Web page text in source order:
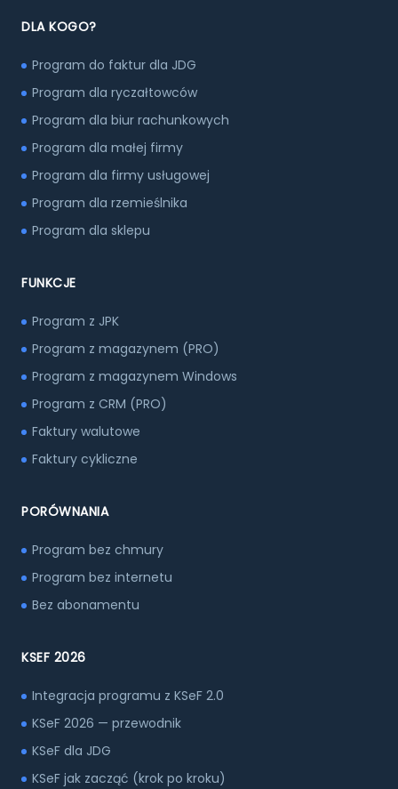
DLA KOGO?
Program do faktur dla JDG
Program dla ryczałtowców
Program dla biur rachunkowych
Program dla małej firmy
Program dla firmy usługowej
Program dla rzemieślnika
Program dla sklepu
FUNKCJE
Program z JPK
Program z magazynem (PRO)
Program z magazynem Windows
Program z CRM (PRO)
Faktury walutowe
Faktury cykliczne
PORÓWNANIA
Program bez chmury
Program bez internetu
Bez abonamentu
KSEF 2026
Integracja programu z KSeF 2.0
KSeF 2026 — przewodnik
KSeF dla JDG
KSeF jak zacząć (krok po kroku)